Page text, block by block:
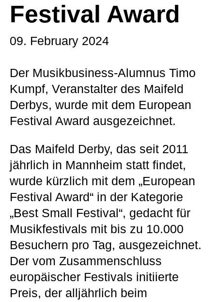
Festival Award
09. February 2024
Der Musikbusiness-Alumnus Timo
Kumpf, Veranstalter des Maifeld
Derbys, wurde mit dem European
Festival Award ausgezeichnet.
Das Maifeld Derby, das seit 2011
jährlich in Mannheim statt findet,
wurde kürzlich mit dem „European
Festival Award“ in der Kategorie
„Best Small Festival“, gedacht für
Musikfestivals mit bis zu 10.000
Besuchern pro Tag, ausgezeichnet.
Der vom Zusammenschluss
europäischer Festivals initiierte
Preis, der alljährlich beim